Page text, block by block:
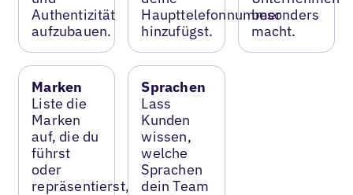
Authentizität
aufzubauen.
Haupttelefonnummer
hinzufügst.
besonders
macht.
Marken
Liste die
Marken
auf, die du
führst
oder
repräsentierst,
Sprachen
Lass
Kunden
wissen,
welche
Sprachen
dein Team